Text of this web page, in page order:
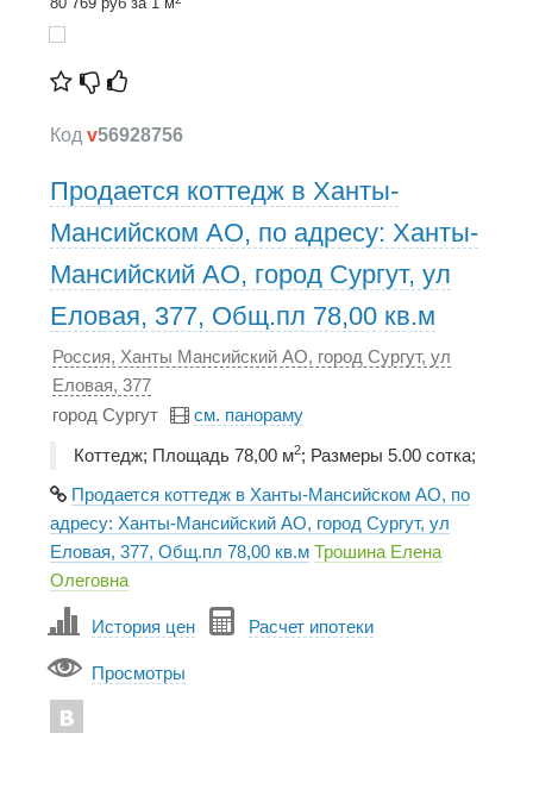
Код v56928756
Продается коттедж в Ханты-
Мансийском АО, по адресу: Ханты-
Мансийский АО, город Сургут, ул
Еловая, 377, Общ.пл 78,00 кв.м
Россия, Ханты Мансийский АО, город Сургут, ул
Еловая, 377
город Сургут
см. панораму
Коттедж; Площадь 78,00 м2; Размеры 5.00 сотка;
Продается коттедж в Ханты-Мансийском АО, по
адресу: Ханты-Мансийский АО, город Сургут, ул
Еловая, 377, Общ.пл 78,00 кв.м Трошина Елена
Олеговна
История цен Расчет ипотеки
Просмотры